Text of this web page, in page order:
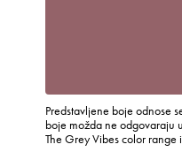
Predstavljene boje odnose
boje možda ne odgovaraju
The Grey Vibes color range